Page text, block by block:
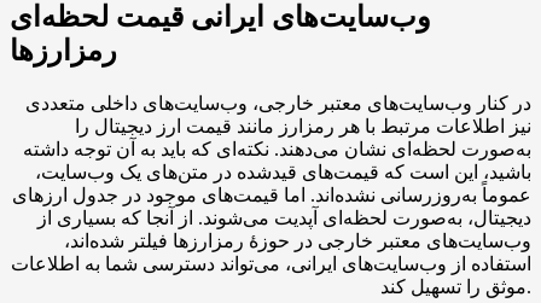
وب‌سایت‌های ایرانی قیمت لحظه‌ای
رمزارزها
در کنار وب‌سایت‌های معتبر خارجی، وب‌سایت‌های داخلی متعددی
نیز اطلاعات مرتبط با هر رمزارز مانند قیمت ارز دیجیتال را
به‌صورت لحظه‌ای نشان می‌دهند. نکته‌ای که باید به آن توجه داشته
باشید، این است که قیمت‌های قیدشده در متن‌های یک وب‌سایت،
عموماً به‌روزرسانی نشده‌اند. اما قیمت‌های موجود در جدول ارزهای
دیجیتال، به‌صورت لحظه‌ای آپدیت می‌شوند. از آنجا که بسیاری از
وب‌سایت‌های معتبر خارجی در حوزهٔ رمزارزها فیلتر شده‌اند،
استفاده از وب‌سایت‌های ایرانی، می‌تواند دسترسی شما به اطلاعات
موثق را تسهیل کند.